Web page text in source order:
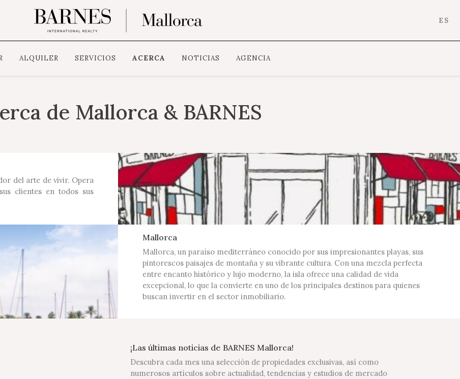
ES
ALQUILER SERVICIOS ACERCA NOTICIAS AGENCIA
de Mallorca & BARNES
del arte de vivir. Opera
clientes en todos sus
Mallorca
Mallorca, un paraíso mediterráneo conocido por sus impresionantes playas, sus
pintorescos paisajes de montaña y su vibrante cultura. Con una mezcla perfecta
entre encanto histórico y lujo moderno, la isla ofrece una calidad de vida
excepcional, lo que la convierte en uno de los principales destinos para quienes
buscan invertir en el sector inmobiliario.
¡Las últimas noticias de BARNES Mallorca!
Descubra cada mes una selección de propiedades exclusivas, así como
numerosos artículos sobre actualidad, tendencias y estudios de mercado